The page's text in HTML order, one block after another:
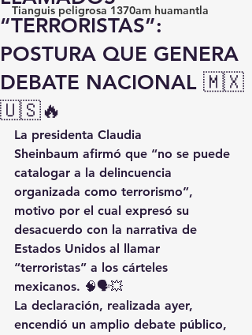
Tianguis peligrosa 1370am huamantla
“TERRORISTAS”:
POSTURA QUE GENERA
DEBATE NACIONAL 🇲🇽
🇺🇸🔥
La presidenta Claudia
Sheinbaum afirmó que “no se puede
catalogar a la delincuencia
organizada como terrorismo”,
motivo por el cual expresó su
desacuerdo con la narrativa de
Estados Unidos al llamar
“terroristas” a los cárteles
mexicanos. 🧠🗣️💥
La declaración, realizada ayer,
encendió un amplio debate público,